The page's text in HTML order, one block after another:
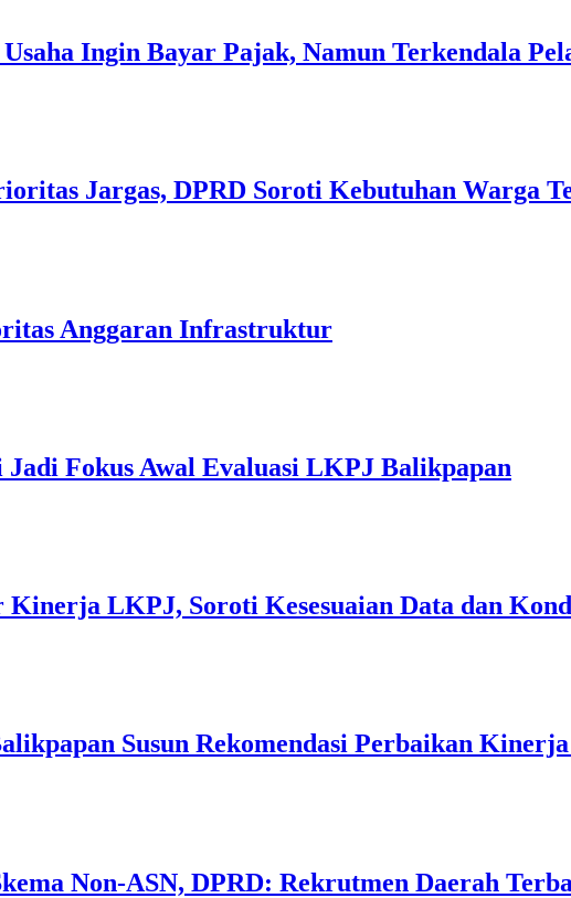
Ingin Bayar Pajak, Namun Terkendala
Jargas, DPRD Soroti Kebutuhan Warga
Anggaran Infrastruktur
Fokus Awal Evaluasi LKPJ Balikpapan
LKPJ, Soroti Kesesuaian Data dan
Susun Rekomendasi Perbaikan
Non-ASN, DPRD: Rekrutmen Daerah